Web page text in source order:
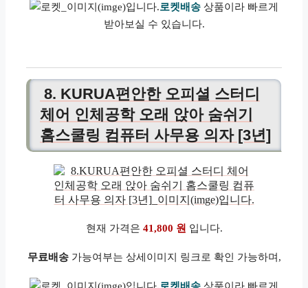
로켓배송 상품이라 빠르게
받아보실 수 있습니다.
8. KURUA편안한 오피셜 스터디
체어 인체공학 오래 앉아 숨쉬기
홈스쿨링 컴퓨터 사무용 의자 [3년]
현재 가격은 41,800 원 입니다.
무료배송가능여부는 상세이미지 링크로 확인 가능하며,